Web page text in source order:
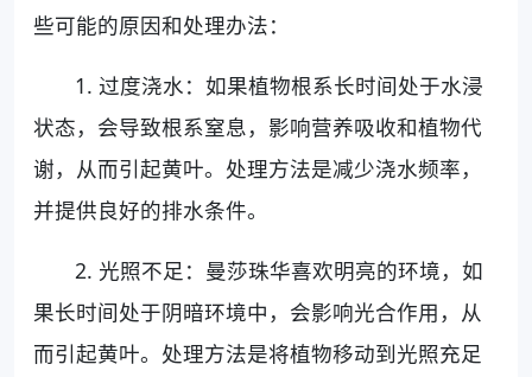
些可能的原因和处理办法：
1. 过度浇水：如果植物根系长时间处于水浸
状态，会导致根系窒息，影响营养吸收和植物代
谢，从而引起黄叶。处理方法是减少浇水频率，
并提供良好的排水条件。
2. 光照不足：曼莎珠华喜欢明亮的环境，如
果长时间处于阴暗环境中，会影响光合作用，从
而引起黄叶。处理方法是将植物移动到光照充足